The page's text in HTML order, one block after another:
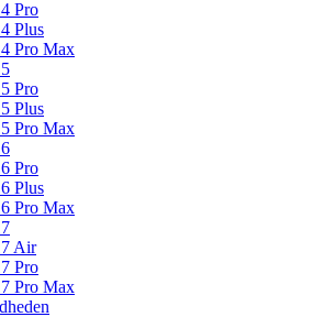
Pro
Plus
Pro Max
Pro
Plus
Pro Max
Pro
Plus
Pro Max
Air
Pro
Pro Max